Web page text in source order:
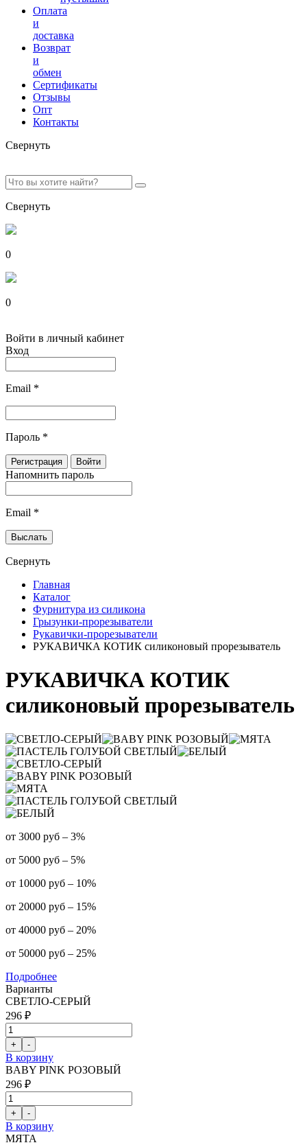
Оплата
и
доставка
Возврат
и
обмен
Сертификаты
Отзывы
Опт
Контакты
Свернуть
Свернуть
0
0
Войти в личный кабинет
Вход
Email *
Пароль *
Напомнить пароль
Email *
Свернуть
Главная
Каталог
Фурнитура из силикона
Грызунки-прорезыватели
Рукавички-прорезыватели
РУКАВИЧКА КОТИК силиконовый прорезыватель
РУКАВИЧКА КОТИК
силиконовый прорезыватель
от 3000 руб – 3%
от 5000 руб – 5%
от 10000 руб – 10%
от 20000 руб – 15%
от 40000 руб – 20%
от 50000 руб – 25%
Подробнее
Варианты
СВЕТЛО-СЕРЫЙ
296 ₽
В корзину
BABY PINK РОЗОВЫЙ
296 ₽
В корзину
МЯТА